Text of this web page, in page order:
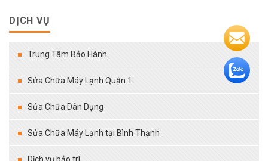
DỊCH VỤ
Trung Tâm Bảo Hành
Sửa Chữa Máy Lạnh Quận 1
Sửa Chữa Dân Dụng
Sửa Chữa Máy Lạnh tại Bình Thạnh